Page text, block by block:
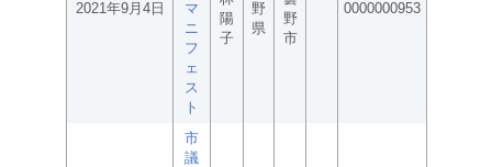
2021年9月4日
マ
ニ
フ
ェ
ス
ト
陽
子
野
県
野
市
0000000953
市
議